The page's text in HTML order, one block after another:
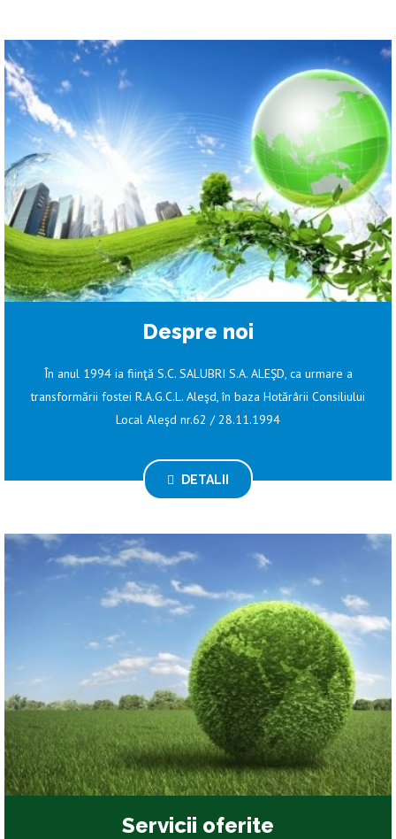
Despre noi
În anul 1994 ia fiinţă S.C. SALUBRI S.A. ALEŞD, ca urmare a
transformării fostei R.A.G.C.L. Aleşd, în baza Hotărârii Consiliului
Local Aleşd nr.62 / 28.11.1994
DETALII
Servicii oferite